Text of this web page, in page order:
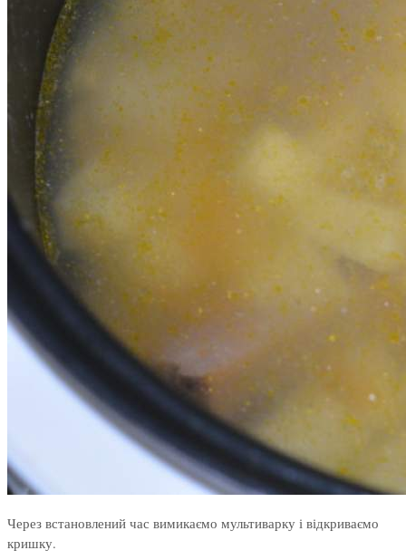
Через встановлений час вимикаємо мультиварку і відкриваємо
кришку.